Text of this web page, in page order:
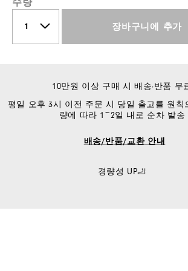
수량
장바구니에 추가
10만원 이상 구매 시 배송·반품 무
평일 오후 3시 이전 주문 시 당일 출고를 원칙
량에 따라 1~2일 내로 순차 발송
배송/반품/교환 안내
경량성 UP🦶